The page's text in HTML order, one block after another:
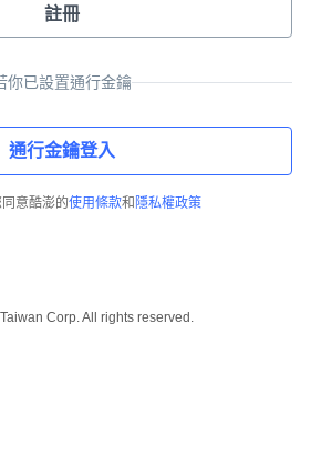
註冊
你已設置通行金鑰
通行金鑰登入
意酷澎的使用條款和 隱私權政策
Corp. All rights reserved.